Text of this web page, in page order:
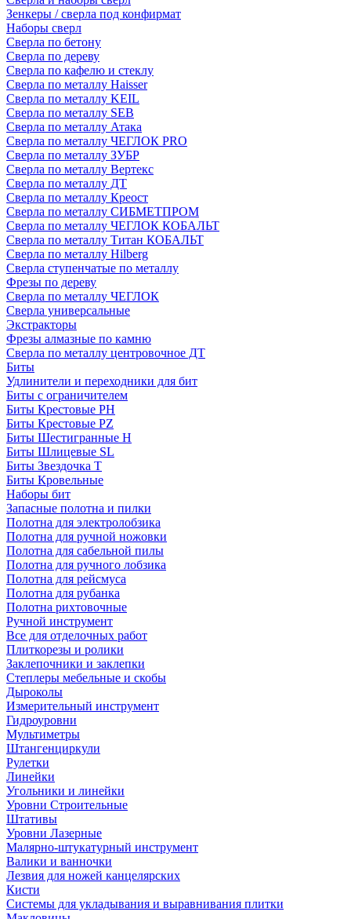
Зенкеры / сверла под конфирмат
Наборы сверл
Сверла по бетону
Сверла по дереву
Сверла по кафелю и стеклу
Сверла по металлу Haisser
Сверла по металлу KEIL
Сверла по металлу SEB
Сверла по металлу Атака
Сверла по металлу ЧЕГЛОК PRO
Сверла по металлу ЗУБР
Сверла по металлу Вертекс
Сверла по металлу ДТ
Сверла по металлу Креост
Сверла по металлу СИБМЕТПРОМ
Сверла по металлу ЧЕГЛОК КОБАЛЬТ
Сверла по металлу Титан КОБАЛЬТ
Сверла по металлу Hilberg
Сверла ступенчатые по металлу
Фрезы по дереву
Сверла по металлу ЧЕГЛОК
Сверла универсальные
Экстракторы
Фрезы алмазные по камню
Сверла по металлу центровочное ДТ
Биты
Удлинители и переходники для бит
Биты с ограничителем
Биты Крестовые PH
Биты Крестовые PZ
Биты Шестигранные H
Биты Шлицевые SL
Биты Звездочка T
Биты Кровельные
Наборы бит
Запасные полотна и пилки
Полотна для электролобзика
Полотна для ручной ножовки
Полотна для сабельной пилы
Полотна для ручного лобзика
Полотна для рейсмуса
Полотна для рубанка
Полотна рихтовочные
Ручной инструмент
Все для отделочных работ
Плиткорезы и ролики
Заклепочники и заклепки
Степлеры мебельные и скобы
Дыроколы
Измерительный инструмент
Гидроуровни
Мультиметры
Штангенциркули
Рулетки
Линейки
Угольники и линейки
Уровни Строительные
Штативы
Уровни Лазерные
Малярно-штукатурный инструмент
Валики и ванночки
Лезвия для ножей канцелярских
Кисти
Системы для укладывания и выравнивания плитки